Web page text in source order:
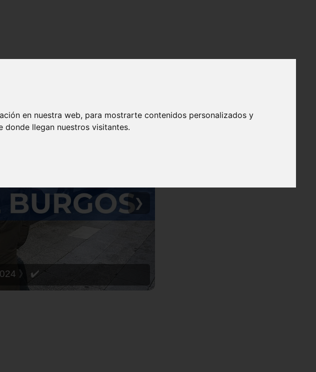
en nuestra web, para mostrarte contenidos personalizados y
donde llegan nuestros visitantes.
》 ✔️
❯